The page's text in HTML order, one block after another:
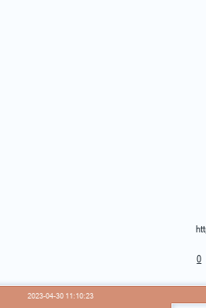
0
2023-04-30 11:10:23